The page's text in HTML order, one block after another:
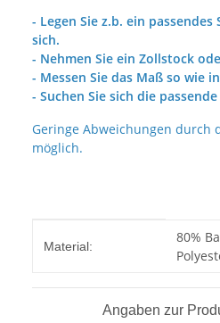
- Legen Sie z.b. ein
sich.
- Nehmen Sie ein Zollstock
- Messen Sie das Maß so wie
- Suchen Sie sich die
Geringe Abweichungen durch
möglich.
Material:
80%
Angaben zur